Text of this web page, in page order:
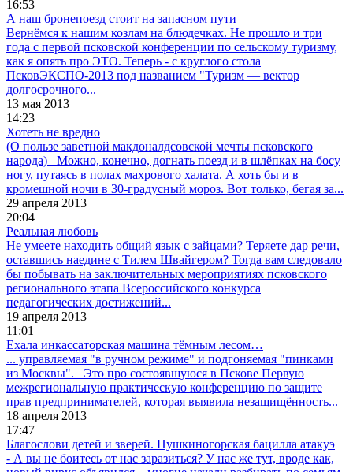
16:53
А наш бронепоезд стоит на запасном пути
Вернёмся к нашим козлам на блюдечках. Не прошло и три
года с первой псковской конференции по сельскому туризму,
как я опять про ЭТО. Теперь - с круглого стола
ПсковЭКСПО-2013 под названием "Туризм — вектор
долгосрочного...
13 мая 2013
14:23
Хотеть не вредно
(О пользе заветной макдоналдсовской мечты псковского
народа) Можно, конечно, догнать поезд и в шлёпках на босу
ногу, путаясь в полах махрового халата. А хоть бы и в
кромешной ночи в 30-градусный мороз. Вот только, бегая за...
29 апреля 2013
20:04
Реальная любовь
Не умеете находить общий язык с зайцами? Теряете дар речи,
оставшись наедине с Тилем Швайгером? Тогда вам следовало
бы побывать на заключительных мероприятиях псковского
регионального этапа Всероссийского конкурса
педагогических достижений...
19 апреля 2013
11:01
Ехала инкассаторская машина тёмным лесом…
... управляемая "в ручном режиме" и подгоняемая "пинками
из Москвы". Это про состоявшуюся в Пскове Первую
межрегиональную практическую конференцию по защите
прав предпринимателей, которая выявила незащищённость...
18 апреля 2013
17:47
Благослови детей и зверей. Пушкиногорская бацилла атакуэ
- А вы не боитесь от нас заразиться? У нас же тут, вроде как,